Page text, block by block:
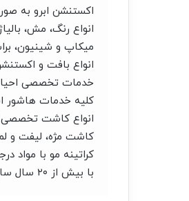
اکستنشن ابرو به
انواع رنگ، مش،
ميكاپ و شينيون،
انواع بافت و
خدمات تخصصی
كليه خدمات هاشور
انواع كاشت تخصصی
كاشت مژه، ليفت و
كراتينه مو با
با بیش از ۲۰ سال سابقه